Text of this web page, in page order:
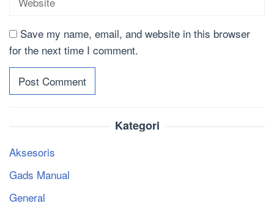
Save my name, email, and website in this browser
for the next time I comment.
Kategori
Aksesoris
Gads Manual
General